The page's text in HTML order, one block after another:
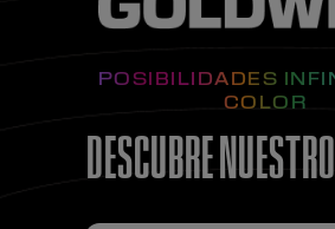
POSIBILIDADES
COLOR
DESCUBRE